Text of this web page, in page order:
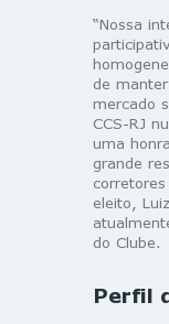
“Nossa
de
mercado
CCS-RJ
uma
grande
eleito,
do Clube.
Perfil